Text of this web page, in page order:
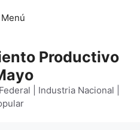
Menú
Productivo
| Industria Nacional |